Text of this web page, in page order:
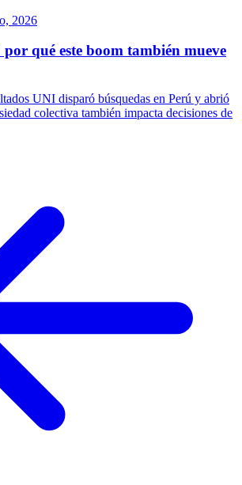
2026
qué este boom también mueve
UNI disparó búsquedas en Perú y abrió
colectiva también impacta decisiones de